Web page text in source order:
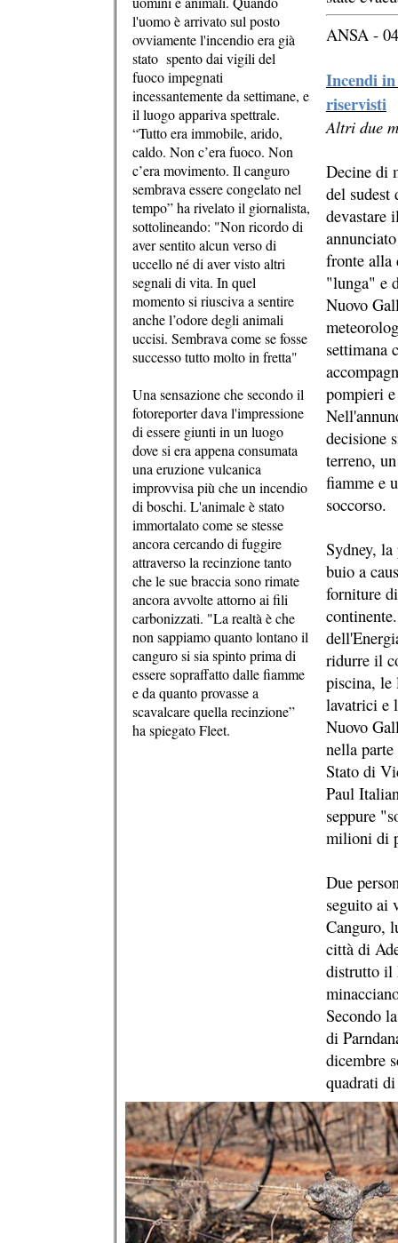
l'uomo è arrivato sul posto
ovviamente l'incendio era già
stato spento dai vigili del
fuoco impegnati
incessantemente da settimane, e
il luogo appariva spettrale.
“Tutto era immobile, arido,
caldo. Non c’era fuoco. Non
c’era movimento. Il canguro
sembrava essere congelato nel
tempo” ha rivelato il giornalista,
sottolineando: "Non ricordo di
aver sentito alcun verso di
uccello né di aver visto altri
segnali di vita. In quel
momento si riusciva a sentire
anche l’odore degli animali
uccisi. Sembrava come se fosse
successo tutto molto in fretta"
Una sensazione che secondo il
fotoreporter dava l'impressione
di essere giunti in un luogo
dove si era appena consumata
una eruzione vulcanica
improvvisa più che un incendio
di boschi. L'animale è stato
immortalato come se stesse
ancora cercando di fuggire
attraverso la recinzione tanto
che le sue braccia sono rimate
ancora avvolte attorno ai fili
carbonizzati. "La realtà è che
non sappiamo quanto lontano il
canguro si sia spinto prima di
essere sopraffatto dalle fiamme
e da quanto provasse a
scavalcare quella recinzione”
ha spiegato Fleet.
ANSA -
Incendi
riservisti
Altri due
Decine di
del sudest
devastare
fronte alla
"lunga" e
Nuovo
settimana
pompieri
decisione
terreno,
fiamme e
soccorso.
Sydney,
buio a
forniture
ridurre il
piscina, le
lavatrici e
Nuovo
nella
Stato di
Paul
seppure
milioni di
Due
seguito ai
Canguro,
città di
distrutto il
Secondo
di
dicembre
quadrati